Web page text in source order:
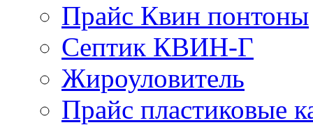
Прайс Квин понтоны
Септик КВИН-Г
Жироуловитель
Прайс пластиковые